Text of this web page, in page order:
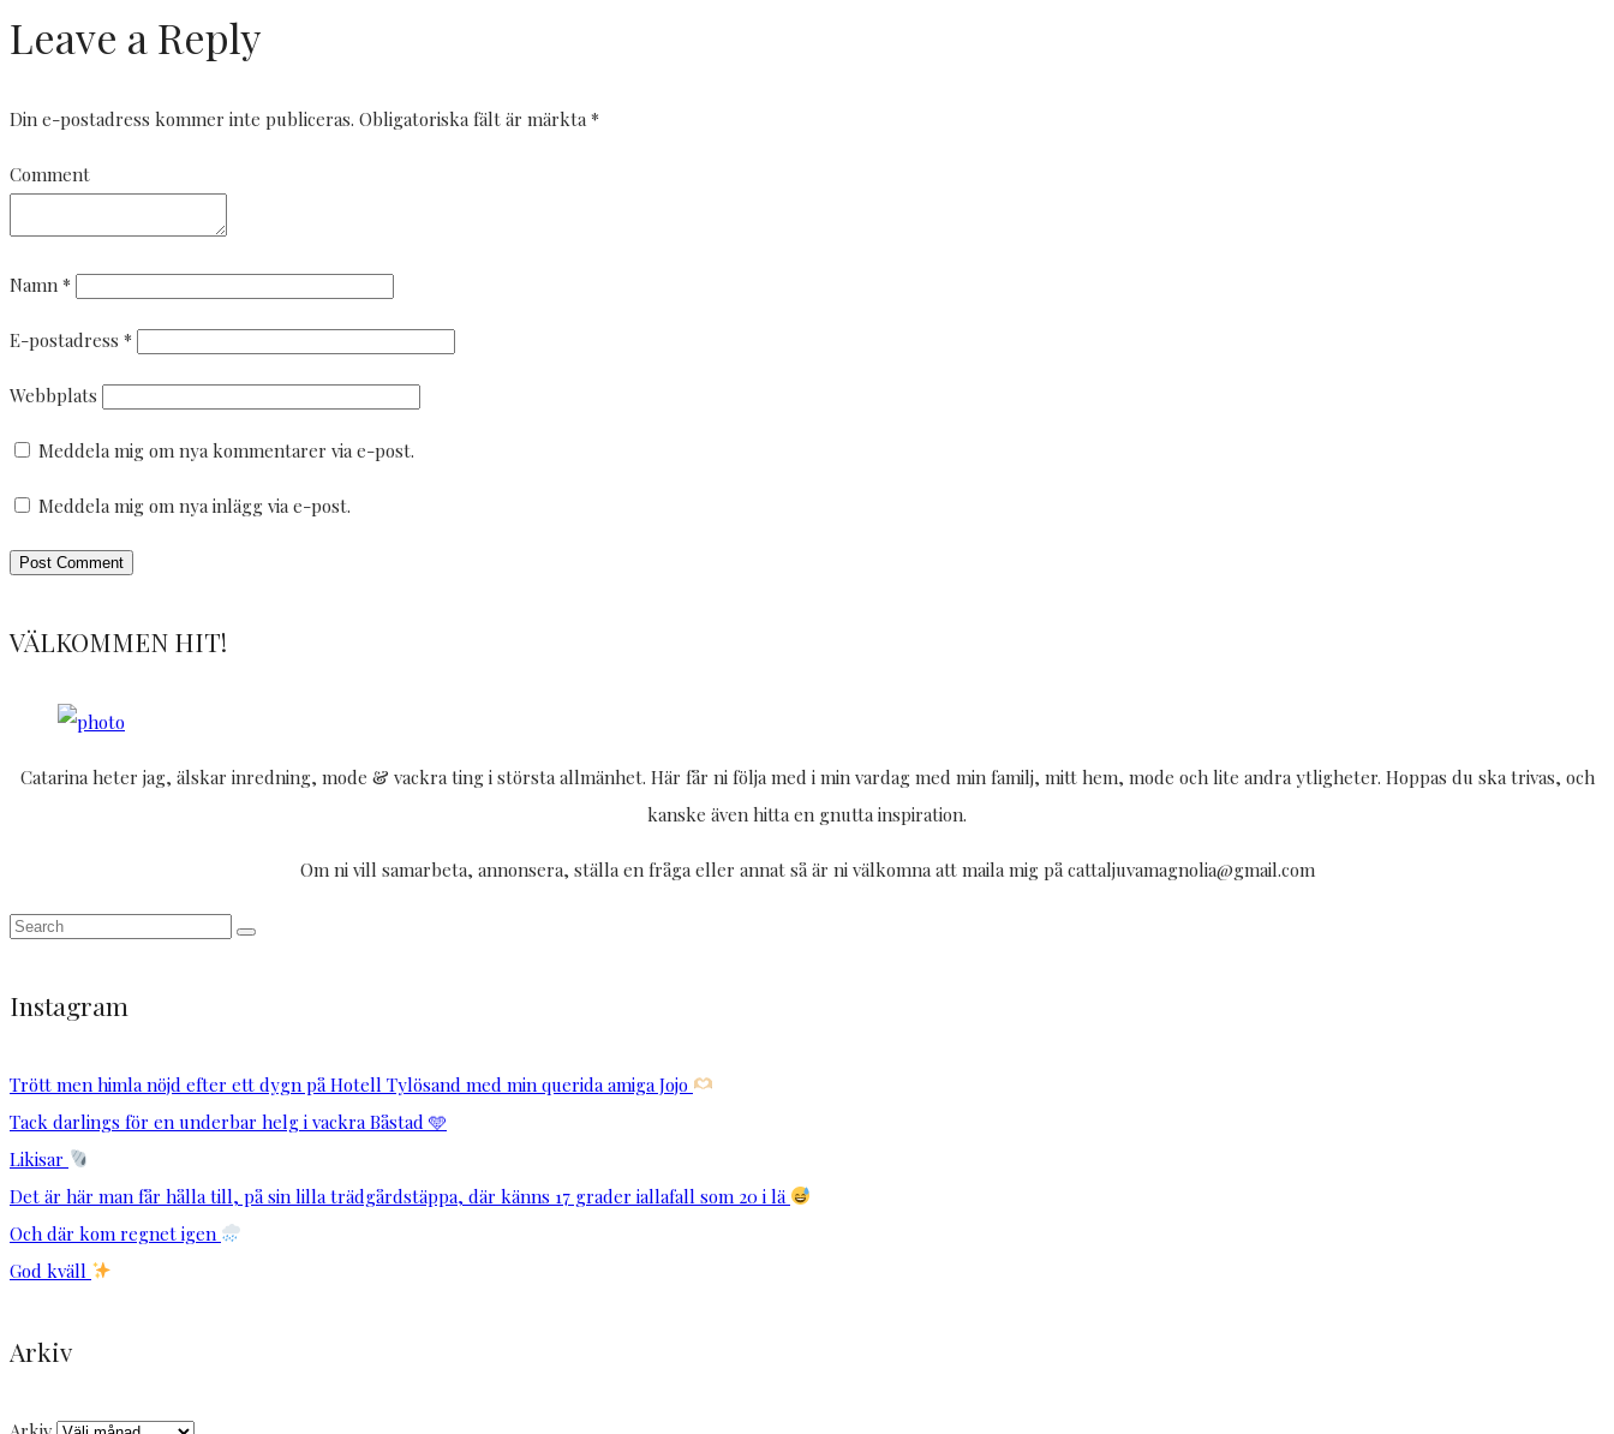
Leave a Reply
Din e-postadress kommer inte publiceras. Obligatoriska fält är märkta*
Comment
Namn *
E-postadress *
Webbplats
Meddela mig om nya kommentarer via e-post.
Meddela mig om nya inlägg via e-post.
VÄLKOMMEN HIT!
Catarina heter jag, älskar inredning, mode & vackra ting i största allmänhet. Här får ni följa med i min vardag med min familj, mitt hem, mode och lite andra ytligheter. Hoppas du ska trivas, och
kanske även hitta en gnutta inspiration.
Om ni vill samarbeta, annonsera, ställa en fråga eller annat så är ni välkomna att maila mig på cattaljuvamagnolia@gmail.com
Instagram
Trött men himla nöjd efter ett dygn på Hotell Tylösand med min querida amiga Jojo
Tack darlings för en underbar helg i vackra Båstad 🩵
Likisar
Det är här man får hålla till, på sin lilla trädgårdstäppa, där känns 17 grader iallafall som 20 i lä
Och där kom regnet igen
God kväll
Arkiv